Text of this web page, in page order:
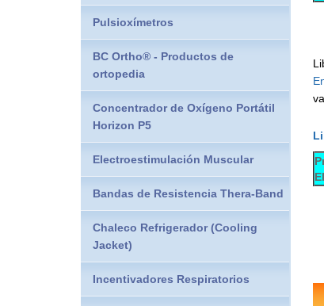
Pulsioxímetros
BC Ortho® - Productos de
ortopedia
Concentrador de Oxígeno Portátil
Horizon P5
Electroestimulación Muscular
Bandas de Resistencia Thera-Band
Chaleco Refrigerador (Cooling
Jacket)
Incentivadores Respiratorios